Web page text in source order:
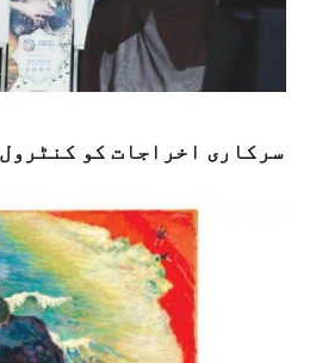
سرکاری اخراجات کو